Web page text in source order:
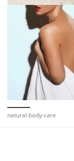
natural-body-care